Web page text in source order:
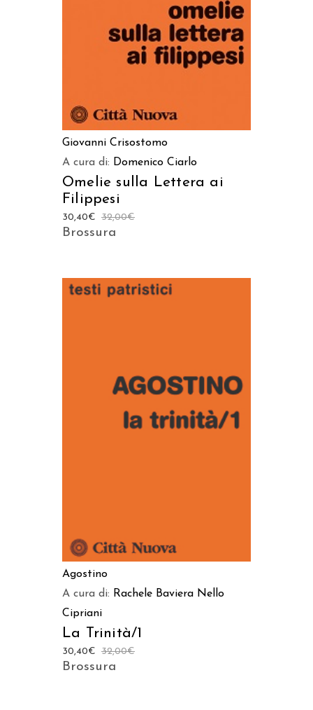
Giovanni Crisostomo
A cura di: Domenico Ciarlo
Omelie sulla Lettera ai
Filippesi
32,00€
30,40€
Brossura
AGGIUNGI AL CARRELLO
Agostino
A cura di: Rachele Baviera Nello
Cipriani
La Trinità/1
32,00€
30,40€
Brossura